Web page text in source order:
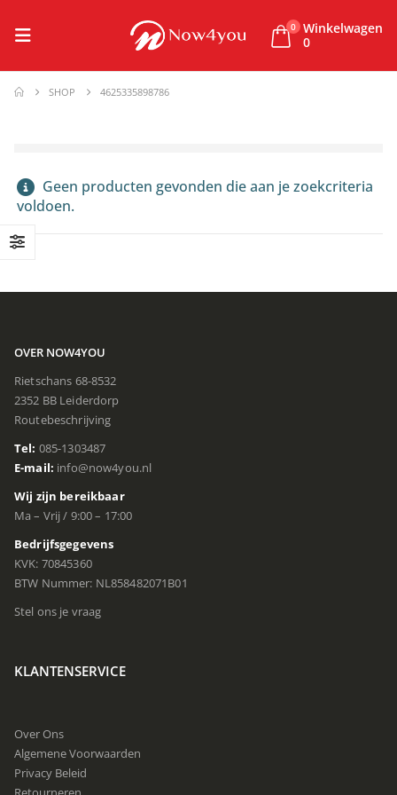
0 Winkelwagen
0
SHOP 4625335898786
Geen producten gevonden die aan je zoekcriteria
voldoen.
OVER NOW4YOU
Rietschans 68-8532
2352 BB Leiderdorp
Routebeschrijving
Tel: 085-1303487
E-mail: info@now4you.nl
Wij zijn bereikbaar
Ma – Vrij / 9:00 – 17:00
Bedrijfsgegevens
KVK: 70845360
BTW Nummer: NL858482071B01
Stel ons je vraag
KLANTENSERVICE
Over Ons
Algemene Voorwaarden
Privacy Beleid